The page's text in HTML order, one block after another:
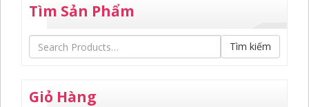
Tìm Sản Phẩm
Tìm kiếm
Giỏ Hàng